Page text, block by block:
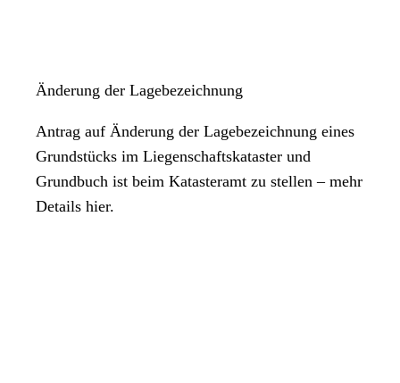
Änderung der Lagebezeichnung
Antrag auf Änderung der Lagebezeichnung eines
Grundstücks im Liegenschaftskataster und
Grundbuch ist beim Katasteramt zu stellen – mehr
Details hier.